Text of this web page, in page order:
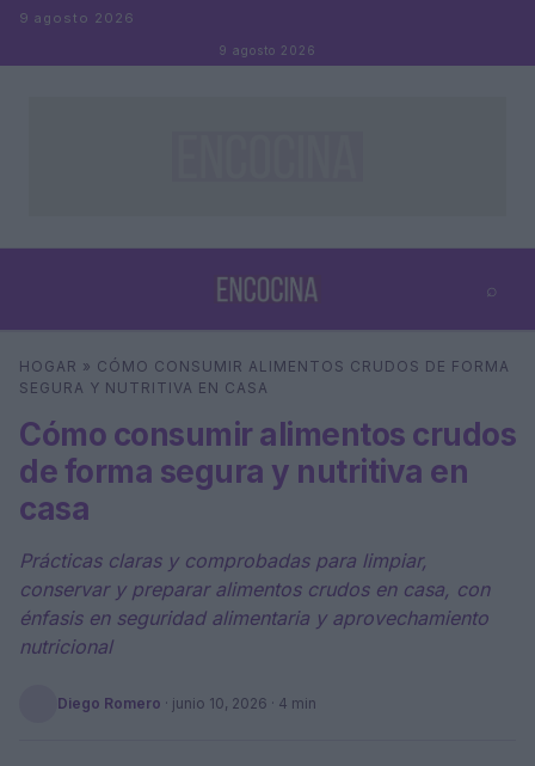
Saltar al contenido
9 agosto 2026
9 agosto 2026
⌕
Buscar ⌕ ×
HOGAR » CÓMO CONSUMIR ALIMENTOS CRUDOS DE FORMA
SEGURA Y NUTRITIVA EN CASA
Cómo consumir alimentos crudos
de forma segura y nutritiva en
casa
Prácticas claras y comprobadas para limpiar,
conservar y preparar alimentos crudos en casa, con
énfasis en seguridad alimentaria y aprovechamiento
nutricional
Diego Romero · junio 10, 2026 · 4 min